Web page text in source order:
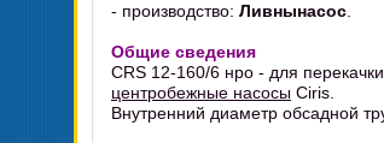
- производство: Ливнынасос
Общие сведения
CRS 12-160/6 нро - для
центробежные насосы Ciris.
Внутренний диаметр обсадной